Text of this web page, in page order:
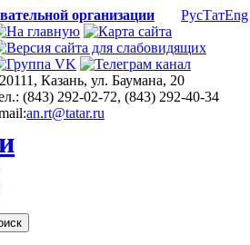
организации РусТатEng
Казань, ул. Баумана, 20
(843) 292-02-72, (843) 292-40-34
an.rt@tatar.ru